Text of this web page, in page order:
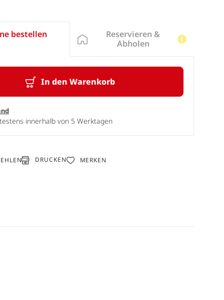
bestellen
In den Warenkorb
innerhalb von 5 Werktagen
Reservieren &
Abholen
DRUCKEN MERKEN